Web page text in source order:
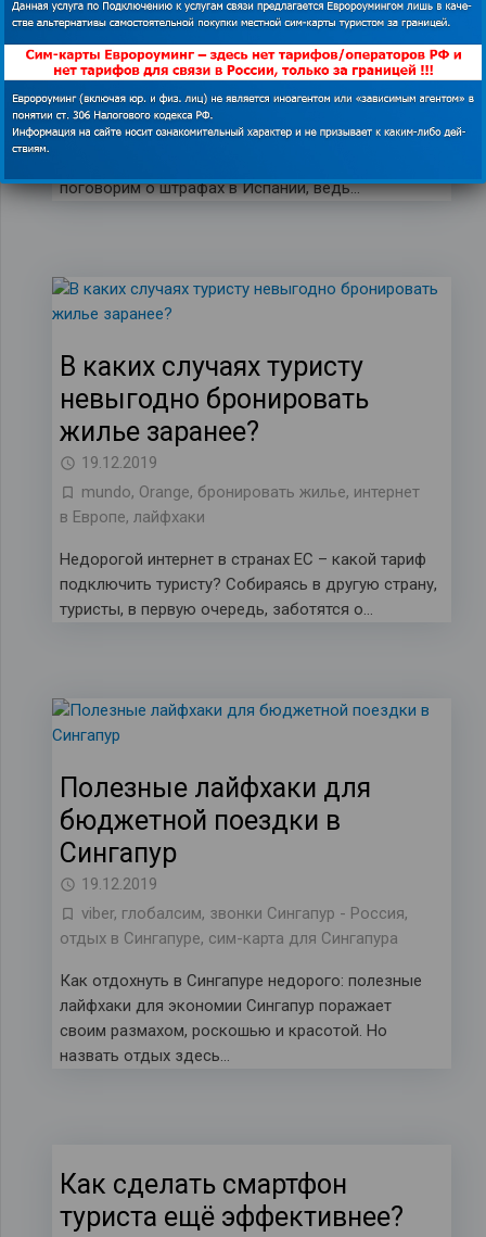
отправляющимся на отдых?
20.12.2019
mundo,Orange,интернет в Испании,
испанские штрафы,отдых в Испании
Испанские правила: как не нарушить закон и не
поговорим о штрафах в Испании, ведь…
В каких случаях туристу
невыгодно бронировать
жилье заранее?
19.12.2019
mundo, Orange, бронировать жилье, интернет
в Европе, лайфхаки
Недорогой интернет в странах ЕС – какой тариф
подключить туристу? Собираясь в другую страну,
туристы, в первую очередь, заботятся о…
Полезные лайфхаки для
бюджетной поездки в
Сингапур
19.12.2019
viber, глобалсим, звонки Сингапур - Россия,
отдых в Сингапуре, сим-карта для Сингапура
Как отдохнуть в Сингапуре недорого: полезные
лайфхаки для экономии Сингапур поражает
своим размахом, роскошью и красотой. Но
назвать отдых здесь…
Как сделать смартфон
туриста ещё эффективнее?